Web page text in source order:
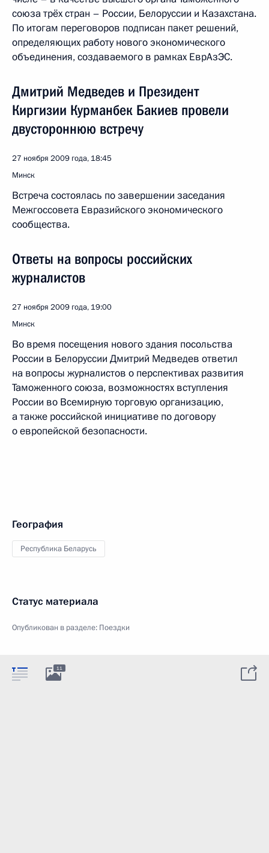
союза трёх стран – России, Белоруссии и Казахстана.
По итогам переговоров подписан пакет решений,
определяющих работу нового экономического
объединения, создаваемого в рамках ЕврАзЭС.
Дмитрий Медведев и Президент
Киргизии Курманбек Бакиев провели
двустороннюю встречу
27 ноября 2009 года, 18:45
Минск
Встреча состоялась по завершении заседания
Межгоссовета Евразийского экономического
сообщества.
Ответы на вопросы российских
журналистов
27 ноября 2009 года, 19:00
Минск
Во время посещения нового здания посольства
России в Белоруссии Дмитрий Медведев ответил
на вопросы журналистов о перспективах развития
Таможенного союза, возможностях вступления
России во Всемирную торговую организацию,
а также российской инициативе по договору
о европейской безопасности.
География
Республика Беларусь
Статус материала
Опубликован в разделе: Поездки
11